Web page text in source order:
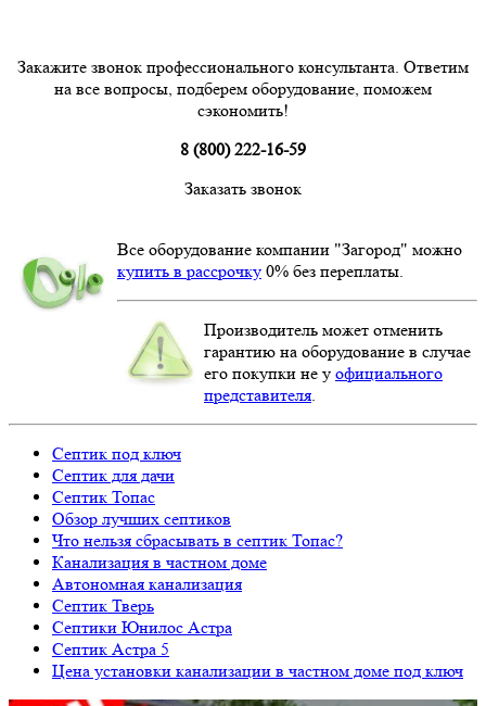
Закажите звонок профессионального консультанта. Ответим
на все вопросы, подберем оборудование, поможем
сэкономить!
8 (800) 222-16-59
Заказать звонок
Все оборудование компании "Загород" можно
купить в рассрочку 0% без переплаты.
Производитель может отменить
гарантию на оборудование в случае
его покупки не у официального
представителя.
Септик под ключ
Септик для дачи
Септик Топас
Обзор лучших септиков
Что нельзя сбрасывать в септик Топас?
Канализация в частном доме
Автономная канализация
Септик Тверь
Септики Юнилос Астра
Септик Астра 5
Цена установки канализации в частном доме под ключ